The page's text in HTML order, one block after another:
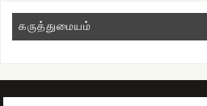
கருத்துமையம்